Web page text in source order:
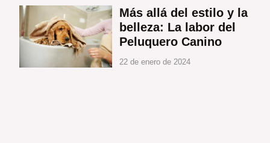
Más allá del estilo y la
belleza: La labor del
Peluquero Canino
22 de enero de 2024